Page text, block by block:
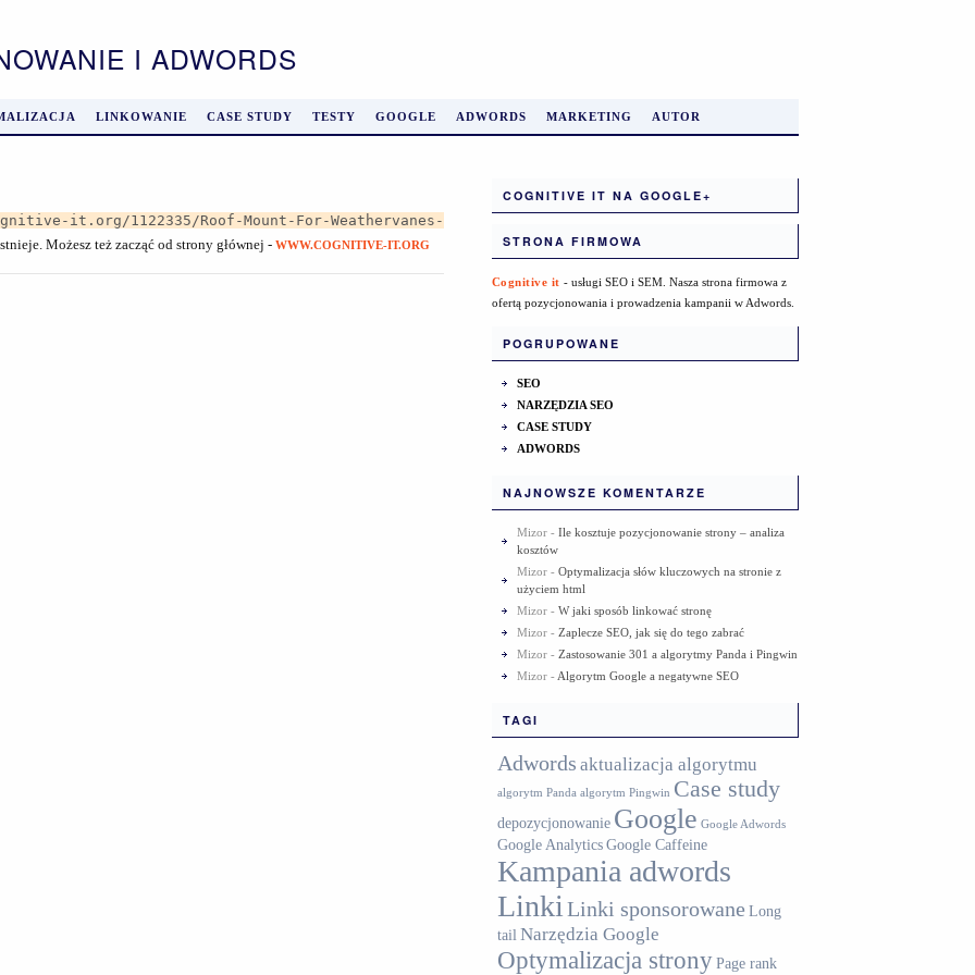
I ADWORDS
LINKOWANIE CASE STUDY TESTY GOOGLE ADWORDS MARKETING AUTOR
it.org/1122335/Roof-Mount-For-Weathervanes-
Możesz też zacząć od strony głównej - WWW.COGNITIVE-IT.ORG
COGNITIVE IT NA GOOGLE+
STRONA FIRMOWA
Cognitive it - usługi SEO i SEM. Nasza strona firmowa z
ofertą pozycjonowania i prowadzenia kampanii w Adwords.
POGRUPOWANE
SEO
NARZĘDZIA SEO
CASE STUDY
ADWORDS
NAJNOWSZE KOMENTARZE
Mizor- Ile kosztuje pozycjonowanie strony – analiza
kosztów
Mizor- Optymalizacja słów kluczowych na stronie z
użyciem html
Mizor- W jaki sposób linkować stronę
Mizor- Zaplecze SEO, jak się do tego zabrać
Mizor- Zastosowanie 301 a algorytmy Panda i Pingwin
Mizor- Algorytm Google a negatywne SEO
TAGI
Adwords aktualizacja algorytmu
algorytm Panda algorytm Pingwin Case study
depozycjonowanie Google Google Adwords
Google AnalyticsGoogle Caffeine
Kampania adwords
Linki Linki sponsorowane Long
tail Narzędzia Google
Optymalizacja stronyPage rank